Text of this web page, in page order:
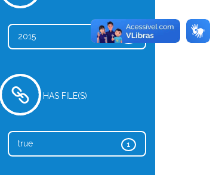
1
2015
HAS FILE(S)
1
true